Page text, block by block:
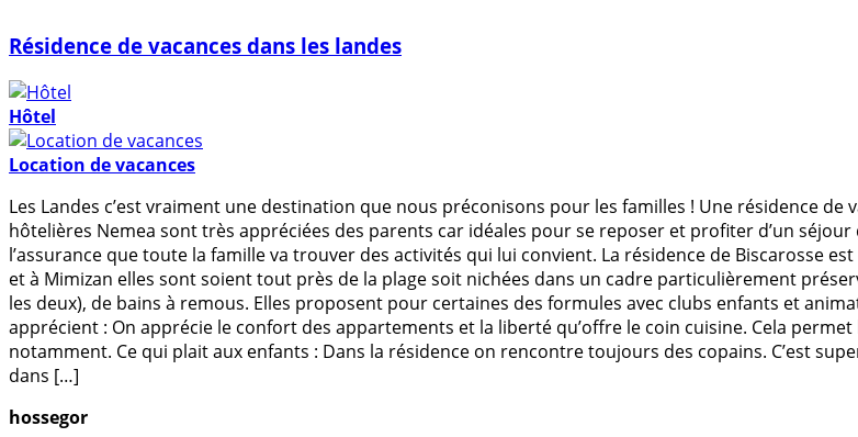
Résidence de vacances dans les landes
Hôtel
Location de vacances
Les Landes c’est vraiment une destination que nous préconisons pour les familles ! Une résidence de
hôtelières Nemea sont très appréciées des parents car idéales pour se reposer et profiter d’un séjour
l’assurance que toute la famille va trouver des activités qui lui convient. La résidence de Biscarosse
et à Mimizan elles sont soient tout près de la plage soit nichées dans un cadre particulièrement
les deux), de bains à remous. Elles proposent pour certaines des formules avec clubs enfants et
apprécient : On apprécie le confort des appartements et la liberté qu’offre le coin cuisine. Cela
notamment. Ce qui plait aux enfants : Dans la résidence on rencontre toujours des copains. C’est
dans […]
hossegor